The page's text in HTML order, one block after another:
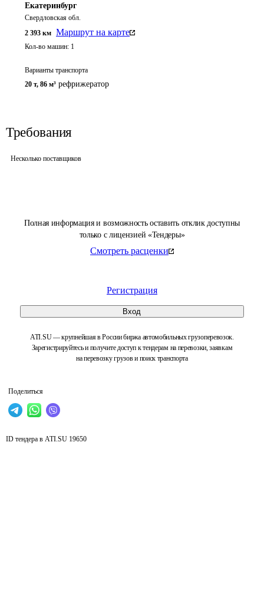
Полная информация и возможность оставить отклик доступны
только с лицензией «Тендеры»
Смотреть расценки
Регистрация
Вход
ATI.SU — крупнейшая в России биржа автомобильных грузоперевозок.
Зарегистрируйтесь и получите доступ к тендерам на перевозки, заявкам
на перевозку грузов и поиск транспорта
Поделиться
Екатеринбург
Свердловская обл.
2 393 км Маршрут на карте
Кол-во машин: 1
Варианты транспорта
20 т, 86 м³ рефрижератор
Требования
Несколько поставщиков
ID тендера в ATI.SU 19650